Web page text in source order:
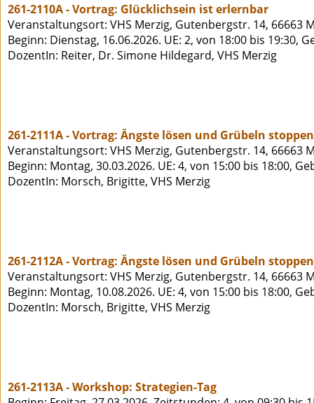
261-2110A - Vortrag: Glücklichsein ist erlernbar
Veranstaltungsort: VHS Merzig, Gutenbergstr. 14, 66663
Beginn: Dienstag, 16.06.2026. UE: 2, von 18:00 bis 19:30,
DozentIn: Reiter, Dr. Simone Hildegard, VHS Merzig
261-2111A - Vortrag: Ängste lösen und Grübeln
Veranstaltungsort: VHS Merzig, Gutenbergstr. 14, 66663
Beginn: Montag, 30.03.2026. UE: 4, von 15:00 bis 18:00,
DozentIn: Morsch, Brigitte, VHS Merzig
261-2112A - Vortrag: Ängste lösen und Grübeln
Veranstaltungsort: VHS Merzig, Gutenbergstr. 14, 66663
Beginn: Montag, 10.08.2026. UE: 4, von 15:00 bis 18:00,
DozentIn: Morsch, Brigitte, VHS Merzig
261-2113A - Workshop: Strategien-Tag